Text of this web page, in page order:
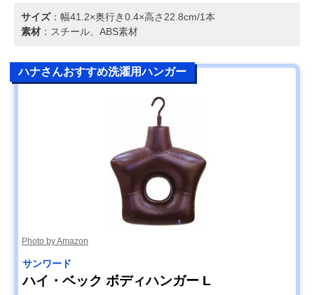
サイズ：幅41.2×奥行き0.4×高さ22.8cm/1本
素材 ：スチール、ABS素材
ハナさんおすすめ洗濯用ハンガー
Photo by Amazon
サンワード
ハイ・ベック ボディハンガー L